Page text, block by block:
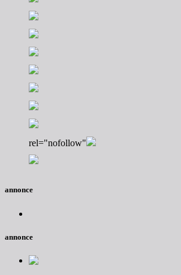
rel="nofollow"
annonce
annonce